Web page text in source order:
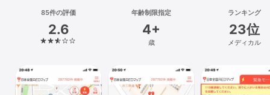
検索
プラットフォーム
iPhone
Mac
85件の評価
2.6
年齢制限指定
4+
歳
ランキング
23位
メディカル